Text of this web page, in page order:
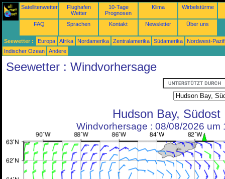
Satellitenwetter
Flughafen
Wetter
10-Tage
Prognosen
Klima Wirbelstürme
FAQ Sprachen Kontakt Newsletter Über uns
Seewetter : Europa Afrika Nordamerika Zentralamerika Südamerika
Nordwest-
Indischer Ozean
Andere
Seewetter : Windvorhersage
Hudson Bay, Südost
Windvorhersage : 08/08/2026 um